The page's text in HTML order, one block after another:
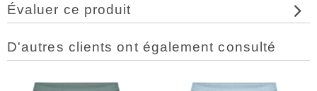
Évaluer ce produit
D'autres clients ont également consulté